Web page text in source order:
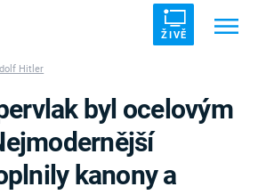
ŽIVĚ
DÁVNOVĚKU
Hitler
byl ocelovým
kanony a